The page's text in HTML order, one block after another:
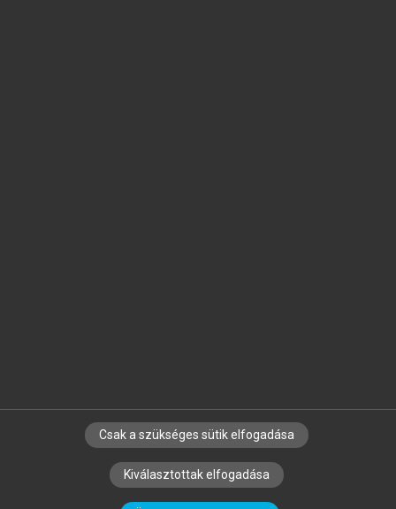
SZERZŐKNEK CÉGEKNEK KÖNYVTÁROSOKNAK
SZERKESZTÉSI ÉS LEKTORÁLÁSI ALAPELVEK
Csak a szükséges sütik elfogadása
Kiválasztottak elfogadása